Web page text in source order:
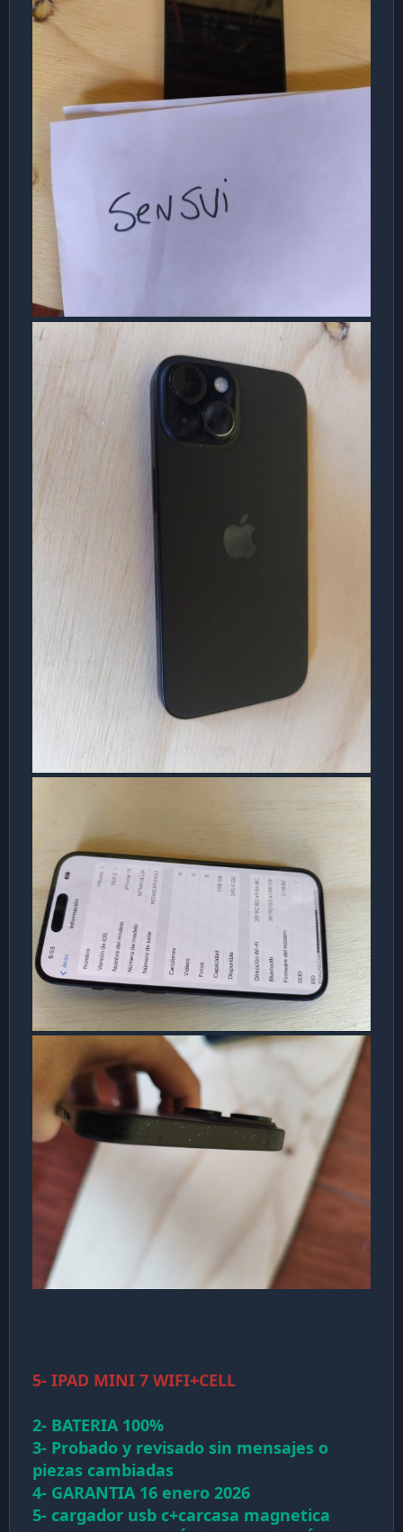
5- IPAD MINI 7 WIFI+CELL
2- BATERIA 100%
3- Probado y revisado sin mensajes o
piezas cambiadas
4- GARANTIA 16 enero 2026
5- cargador usb c+carcasa magnetica